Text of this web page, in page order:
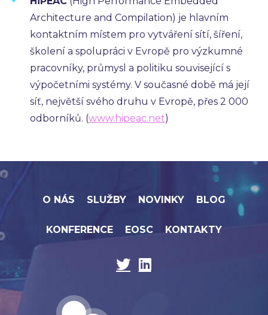
Architecture and Compilation) je hlavním
kontaktním místem pro vytváření sítí, šíření,
školení a spolupráci v Evropě pro výzkumné
pracovníky, průmysl a politiku související s
výpočetními systémy. V současné době má její
síť, největší svého druhu v Evropě, přes 2 000
odborníků. (www.hipeac.net)
O NÁS SLUŽBY NOVINKY BLOG
KONFERENCE EOSC KONTAKTY